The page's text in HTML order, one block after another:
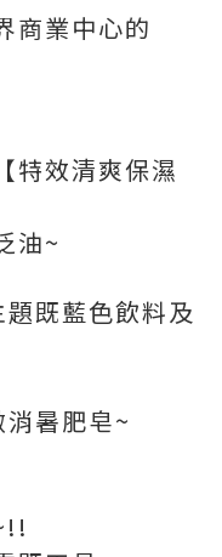
商業中心的
特效清爽保濕
油~
既藍色飲料及
暑肥皂~